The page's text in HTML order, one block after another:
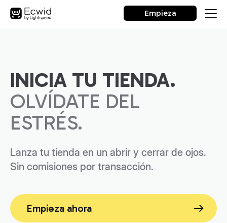
Empieza
INICIA TU TIENDA.
OLVÍDATE DEL
ESTRÉS.
Lanza tu tienda en un abrir y cerrar de ojos.
Sin comisiones por transacción.
Empieza ahora